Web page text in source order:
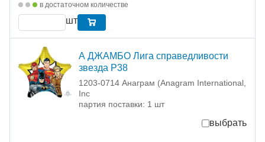
в достаточном количестве
шт
А ДЖАМБО Лига справедливости
звезда P38
1203-0714 Анаграм (Anagram International,
Inc
партия поставки: 1 шт
выбрать